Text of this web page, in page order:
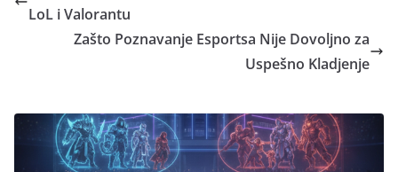
LoL i Valorantu
Zašto Poznavanje Esportsa Nije Dovoljno za
Uspešno Kladjenje